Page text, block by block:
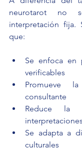
neurotarot no
interpretación fija.
que:
Se enfoca en
verificables
Promueve
consultante
Reduce la
Se adapta a
culturales